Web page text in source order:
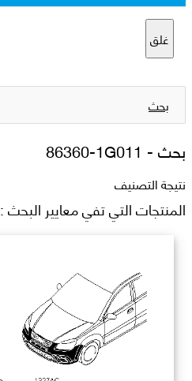
غلق
بحث
بحث - 86360-1G011
نتيجة التصنيف
المنتجات التي تفي معايير البحث : 86360 1G011